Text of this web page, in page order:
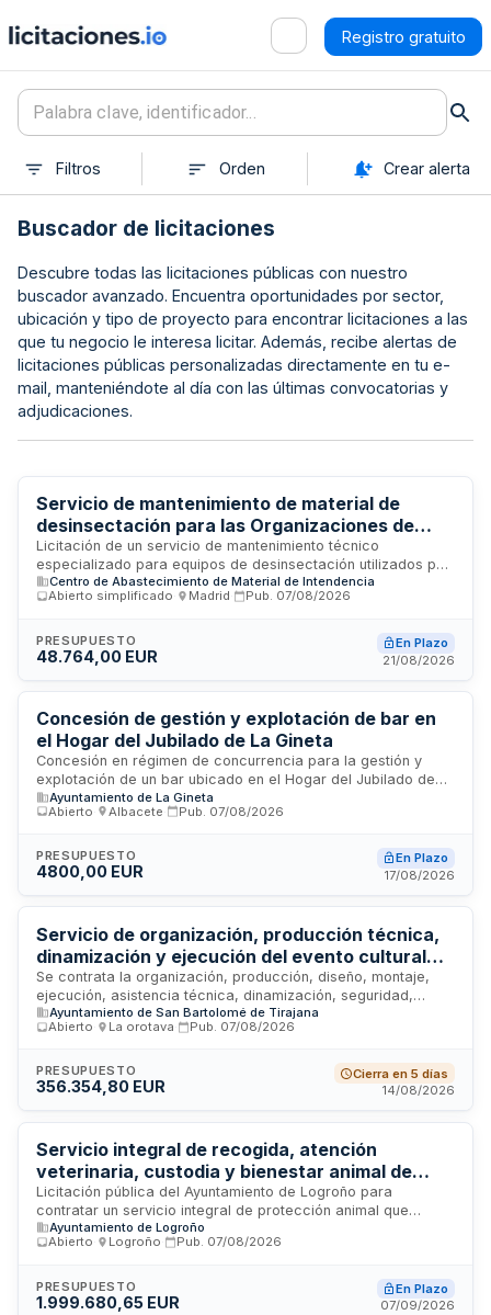
Registro gratuito
Filtros Orden Crear alerta
Buscador de licitaciones
Descubre todas las licitaciones públicas con nuestro
buscador avanzado. Encuentra oportunidades por sector,
ubicación y tipo de proyecto para encontrar licitaciones a las
que tu negocio le interesa licitar. Además, recibe alertas de
licitaciones públicas personalizadas directamente en tu e-
mail, manteniéndote al día con las últimas convocatorias y
adjudicaciones.
Servicio de mantenimiento de material de
desinsectación para las Organizaciones de
Médicos de Medicina Preventiva de la
Universidad de Almería
Licitación de un servicio de mantenimiento técnico
especializado para equipos de desinsectación utilizados por
las Organizaciones de Médicos de Medicina Preventiva
pertenecientes a la Universidad de Almería. El contrato
puesta a punto de la maquinaria, realizado por personal
cualificado de la empresa adjudicataria utilizando medios
instalaciones universitarias corren a cargo de la empresa
contratada.
Centro de Abastecimiento de Material de Intendencia
Abierto simplificado
Madrid Pub. 07/08/2026
PRESUPUESTO
48.764,00 EUR
En Plazo
21/08/2026
Concesión de gestión y explotación de bar en
el Hogar del Jubilado de La Gineta
Concesión en régimen de concurrencia para la gestión y
explotación de un bar ubicado en el Hogar del Jubilado de
La Gineta. El servicio de hostelería está especialmente
dirigido al colectivo de la tercera edad, aunque sin
tiene duración de dos años, prorrogables anualmente hasta
un máximo de cuatro años. El adjudicatario debe abonar un
básicos por parte del Ayuntamiento.
Ayuntamiento de La Gineta
Abierto
Albacete Pub. 07/08/2026
PRESUPUESTO
4800,00 EUR
En Plazo
17/08/2026
Servicio de organización, producción técnica,
dinamización y ejecución del evento cultural
juvenil Maspaterror 2026 del Ayuntamiento de
San Bartolomé de Tirajana
Se contrata la organización, producción, diseño, montaje,
ejecución, asistencia técnica, dinamización, seguridad,
prevención, infraestructuras auxiliares, atención al público,
catering y desmontaje del evento juvenil y cultural
Bartolomé de Tirajana licita este servicio mediante división
en seis lotes funcionales que abarcan producción técnica,
infraestructuras temporales y atención al público. La
prestación incluye cobertura integral de todas las zonas del
evento, equipamiento profesional, personal técnico
especializado y servicios complementarios necesarios para
el desarrollo correcto del evento.
Ayuntamiento de San Bartolomé de Tirajana
Abierto
La orotava Pub. 07/08/2026
PRESUPUESTO
356.354,80 EUR
Cierra en 5 días
14/08/2026
Servicio integral de recogida, atención
veterinaria, custodia y bienestar animal de
compañía en Logroño
Licitación pública del Ayuntamiento de Logroño para
contratar un servicio integral de protección animal que
incluye recogida de animales domésticos, atención
veterinaria, custodia temporal, promoción del bienestar
de la captura, cuidado sanitario, alojamiento seguro y
fomento de la adopción responsable en el municipio de
Ayuntamiento de Logroño
Abierto
Logroño Pub. 07/08/2026
PRESUPUESTO
1.999.680,65 EUR
En Plazo
07/09/2026